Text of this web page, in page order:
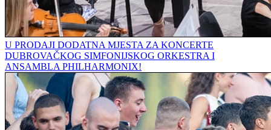
U PRODAJI DODATNA MJESTA ZA KONCERTE
DUBROVAČKOG SIMFONIJSKOG ORKESTRA I
ANSAMBLA PHILHARMONIX!